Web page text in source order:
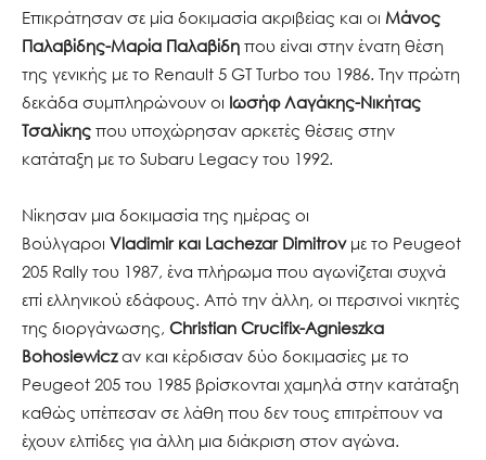
Επικράτησαν σε μία δοκιμασία ακριβείας και οι Μάνος
Παλαβίδης-Μαρία Παλαβίδη που είναι στην ένατη θέση
της γενικής με το Renault 5 GT Turbo του 1986. Την πρώτη
δεκάδα συμπληρώνουν οι Ιωσήφ Λαγάκης-Νικήτας
Τσαλίκης που υποχώρησαν αρκετές θέσεις στην
κατάταξη με το Subaru Legacy του 1992.
Νίκησαν μια δοκιμασία της ημέρας οι
Βούλγαροι Vladimir και Lachezar Dimitrovμε το Peugeot
205 Rally του 1987, ένα πλήρωμα που αγωνίζεται συχνά
επί ελληνικού εδάφους. Από την άλλη, οι περσινοί νικητές
της διοργάνωσης, Christian Crucifix-Agnieszka
Bohosiewiczαν και κέρδισαν δύο δοκιμασίες με το
Peugeot 205 του 1985 βρίσκονται χαμηλά στην κατάταξη
καθώς υπέπεσαν σε λάθη που δεν τους επιτρέπουν να
έχουν ελπίδες για άλλη μια διάκριση στον αγώνα.